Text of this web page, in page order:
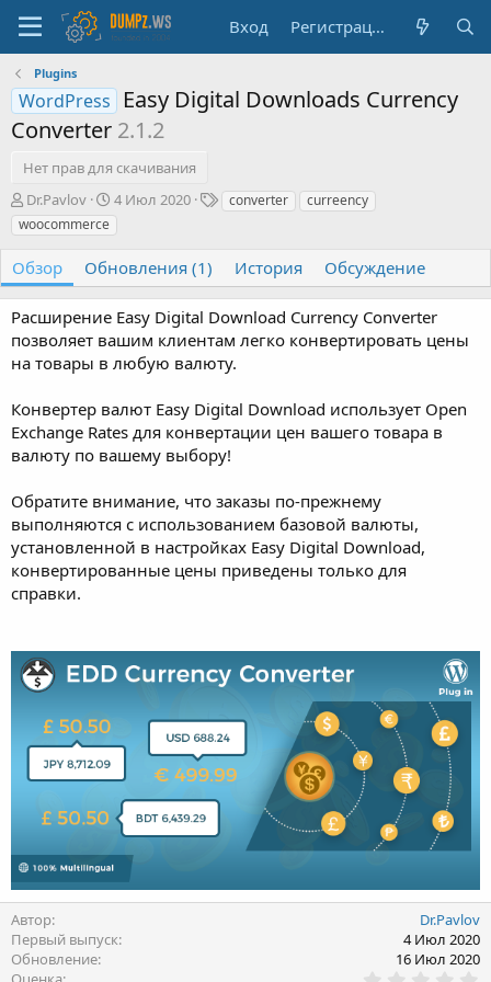
Вход Регистрация
Plugins
WordPress
Easy Digital Downloads Currency
Converter 2.1.2
Нет прав для скачивания
А
в
т
о
р
Dr.Pavlov
Д
а
т
с
о
з
д
а
я
4 Июл 2020
Т converter
curreency
woocommerce
Обзор Обновления (1) История Обсуждение
Расширение Easy Digital Download Currency Converter
позволяет вашим клиентам легко конвертировать цены
на товары в любую валюту.
Конвертер валют Easy Digital Download использует Open
Exchange Rates для конвертации цен вашего товара в
валюту по вашему выбору!
Обратите внимание, что заказы по-прежнему
выполняются с использованием базовой валюты,
установленной в настройках Easy Digital Download,
конвертированные цены приведены только для
справки.
Автор
Dr.Pavlov
Первый выпуск
4 Июл 2020
Обновление
16 Июл 2020